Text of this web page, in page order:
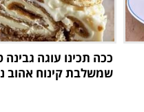
ככה תכינו עוגה
שמשלבת קינוח אהוב